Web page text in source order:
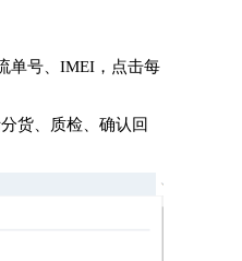
单号、IMEI，点击每
货、质检、确认回